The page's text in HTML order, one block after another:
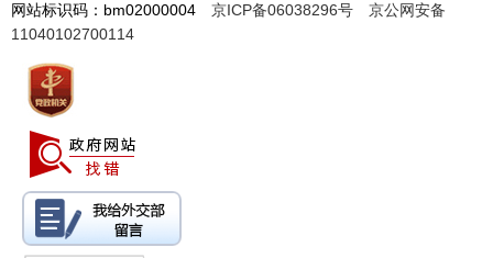
网站标识码：bm02000004 京ICP备06038296号
京公网安备
11040102700114